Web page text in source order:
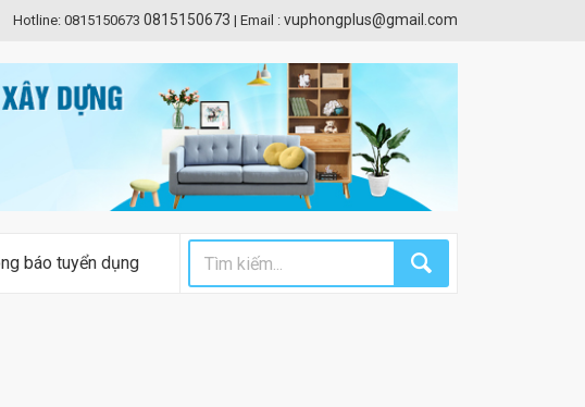
Hotline: 0815150673 0815150673 | Email : vuphongplus@gmail.com
báo tuyển dụng